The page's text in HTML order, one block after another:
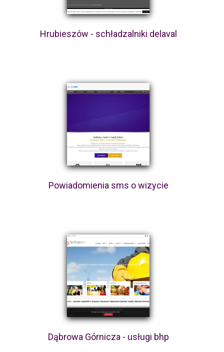
Hrubieszów - schładzalniki delaval
Powiadomienia sms o wizycie
Dąbrowa Górnicza - usługi bhp